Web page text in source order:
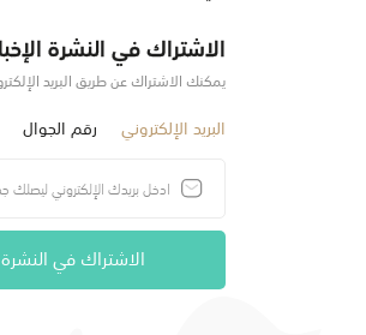
الاشتراك في النشرة
يمكنك الاشتراك عن طريق البريد
البريد الإلكتروني رقم الجوال
الاشتراك في النشرة